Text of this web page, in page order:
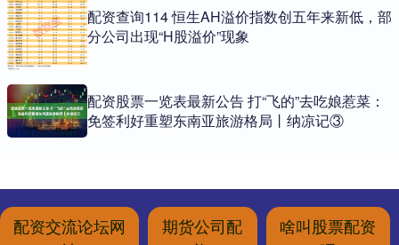
配资查询114 恒生AH溢价指数创五年来新低，部
分公司出现“H股溢价”现象
配资股票一览表最新公告 打“飞的”去吃娘惹菜：
免签利好重塑东南亚旅游格局丨纳凉记③
配资交流论坛网
期货公司配
啥叫股票配资